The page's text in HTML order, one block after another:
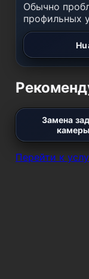
Обычно
профильных
Замена
камеры
Перейти к